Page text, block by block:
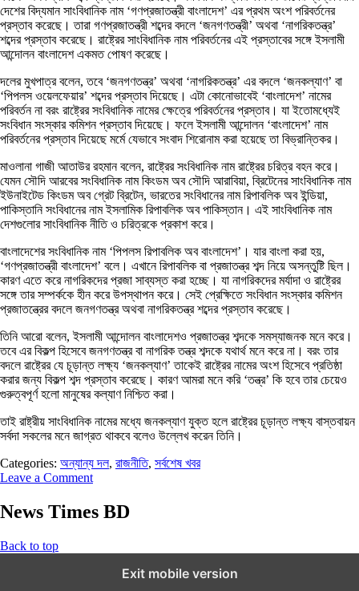
দেশের বিদ্যমান সাংবিধানিক নাম ‘গণপ্রজাতন্ত্রী বাংলাদেশ’ এর প্রথম অংশ পরিবর্তনের
প্রস্তাব করেছে। তারা গণপ্রজাতন্ত্রী শব্দের বদলে ‘জনগণতন্ত্রী’ অথবা ‘নাগরিকতন্ত্র’
শব্দের প্রস্তাব করেছে। রাষ্ট্রের সাংবিধানিক নাম পরিবর্তনের এই প্রস্তাবের সঙ্গে ইসলামী
আন্দোলন বাংলাদেশ একমত পোষণ করেছে।
দলের মুখপাত্র বলেন, তবে ‘জনগণতন্ত্র’ অথবা ‘নাগরিকতন্ত্র’ এর বদলে ‘জনকল্যাণ’ বা
‘পিপলস ওয়েলফেয়ার’ শব্দের প্রস্তাব দিয়েছে। এটা কোনোভাবেই ‘বাংলাদেশ’ নামের
পরিবর্তন না বরং রাষ্ট্রের সংবিধানিক নামের ক্ষেত্রে পরিবর্তনের প্রস্তাব। যা ইতোমধ্যেই
সংবিধান সংস্কার কমিশন প্রস্তাব দিয়েছে। ফলে ইসলামী আন্দোলন ‘বাংলাদেশ’ নাম
পরিবর্তনের প্রস্তাব দিয়েছে মর্মে যেভাবে সংবাদ শিরোনাম করা হয়েছে তা বিভ্রান্তিকর।
মাওলানা গাজী আতাউর রহমান বলেন, রাষ্ট্রের সংবিধানিক নাম রাষ্ট্রের চরিত্র বহন করে।
যেমন সৌদি আরবের সংবিধানিক নাম কিংডম অব সৌদি আরাবিয়া, ব্রিটেনের সাংবিধানিক নাম
ইউনাইটেড কিংডম অব গ্রেট ব্রিটেন, ভারতের সংবিধানের নাম রিপাবলিক অব ইন্ডিয়া,
পাকিস্তানি সংবিধানের নাম ইসলামিক রিপাবলিক অব পাকিস্তান। এই সাংবিধানিক নাম
দেশগুলোর সাংবিধানিক নীতি ও চরিত্রকে প্রকাশ করে।
বাংলাদেশের সংবিধানিক নাম ‘পিপলস রিপাবলিক অব বাংলাদেশ’। যার বাংলা করা হয়,
‘গণপ্রজাতন্ত্রী বাংলাদেশ’ বলে। এখানে রিপাবলিক বা প্রজাতন্ত্র শব্দ নিয়ে অসন্তুষ্টি ছিল।
কারণ এতে করে নাগরিকদের প্রজা সাব্যস্ত করা হচ্ছে। যা নাগরিকদের মর্যাদা ও রাষ্ট্রের
সঙ্গে তার সম্পর্ককে হীন করে উপস্থাপন করে। সেই প্রেক্ষিতে সংবিধান সংস্কার কমিশন
প্রজাতন্ত্রের বদলে জনগণতন্ত্র অথবা নাগরিকতন্ত্র শব্দের প্রস্তাব করেছে।
তিনি আরো বলেন, ইসলামী আন্দোলন বাংলাদেশও প্রজাতন্ত্র শব্দকে সমস্যাজনক মনে করে।
তবে এর বিকল্প হিসেবে জনগণতন্ত্র বা নাগরিক তন্ত্র শব্দকে যথার্থ মনে করে না। বরং তার
বদলে রাষ্ট্রের যে চূড়ান্ত লক্ষ্য ‘জনকল্যাণ’ তাকেই রাষ্ট্রের নামের অংশ হিসেবে প্রতিষ্ঠা
করার জন্য বিকল্প শব্দ প্রস্তাব করেছে। কারণ আমরা মনে করি ‘তন্ত্র’ কি হবে তার চেয়েও
গুরুত্বপূর্ণ হলো মানুষের কল্যাণ নিশ্চিত করা।
তাই রাষ্ট্রীয় সাংবিধানিক নামের মধ্যে জনকল্যাণ যুক্ত হলে রাষ্ট্রের চূড়ান্ত লক্ষ্য বাস্তবায়ন
সর্বদা সকলের মনে জাগ্রত থাকবে বলেও উল্লেখ করেন তিনি।
Categories: অন্যান্য দল, রাজনীতি, সর্বশেষ খবর
Leave a Comment
News Times BD
Back to top
Exit mobile version